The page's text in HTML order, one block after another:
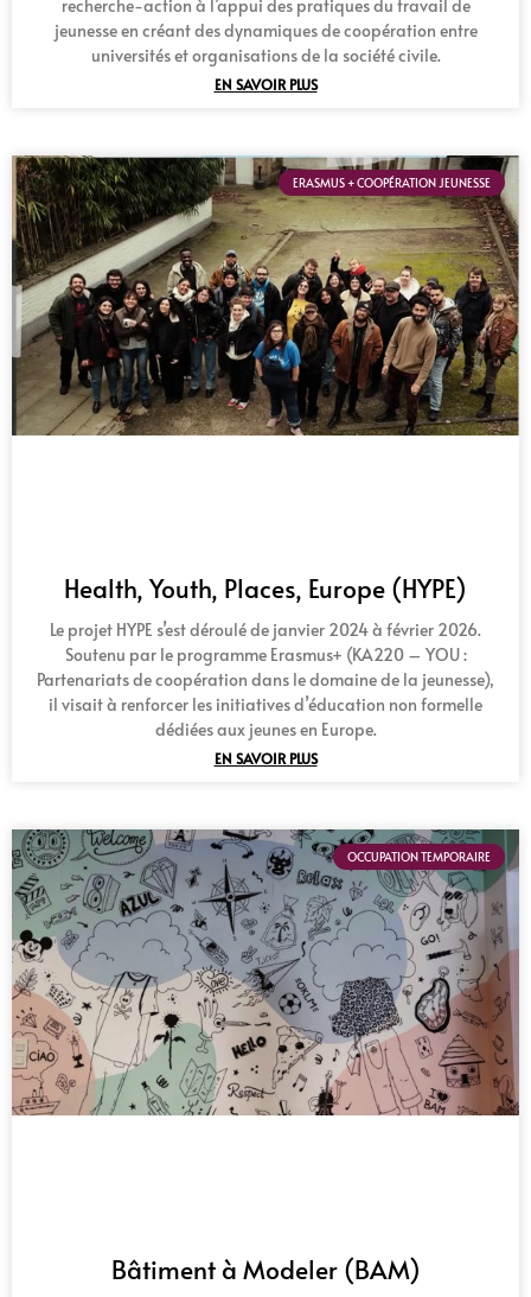
recherche-action à l’appui des pratiques du travail de
jeunesse en créant des dynamiques de coopération entre
universités et organisations de la société civile.
EN SAVOIR PLUS
ERASMUS + COOPÉRATION JEUNESSE
Health, Youth, Places, Europe (HYPE)
Le projet HYPE s’est déroulé de janvier 2024 à février 2026.
Soutenu par le programme Erasmus+ (KA220 – YOU :
Partenariats de coopération dans le domaine de la jeunesse),
il visait à renforcer les initiatives d’éducation non formelle
dédiées aux jeunes en Europe.
EN SAVOIR PLUS
OCCUPATION TEMPORAIRE
Bâtiment à Modeler (BAM)